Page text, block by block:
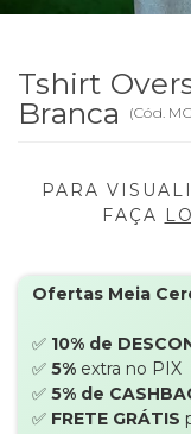
Tshirt
Branca
(Cód.
PARA
FAÇA
Ofertas Meia
✅ 10% de
✅ 5% extra no PIX
✅ 5% de
✅ FRETE GRÁTIS